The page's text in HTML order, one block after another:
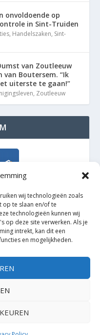
wij technologieën zoals
te slaan en/of te
technologieën kunnen wij
op deze site verwerken. Als je
intrekt, kan dit een
en mogelijkheden.
onvoldoende op
in Sint-Truiden
, Handelszaken, Sint-
van Zoutleeuw
van Boutersem. “Ik
uiterste te gaan!”
, Zoutleeuw
| Mogelijk gemaakt door